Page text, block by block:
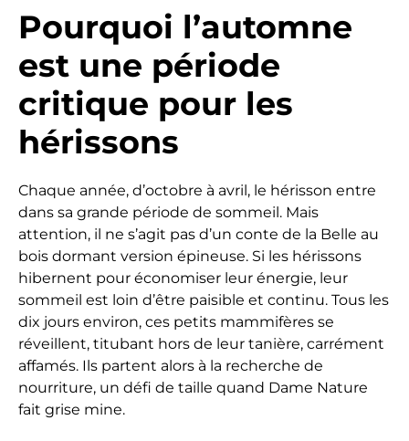
Pourquoi l’automne
est une période
critique pour les
hérissons
Chaque année, d’octobre à avril, le hérisson entre
dans sa grande période de sommeil. Mais
attention, il ne s’agit pas d’un conte de la Belle au
bois dormant version épineuse. Si les hérissons
hibernent pour économiser leur énergie, leur
sommeil est loin d’être paisible et continu. Tous les
dix jours environ, ces petits mammifères se
réveillent, titubant hors de leur tanière, carrément
affamés. Ils partent alors à la recherche de
nourriture, un défi de taille quand Dame Nature
fait grise mine.